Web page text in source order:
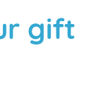
gift